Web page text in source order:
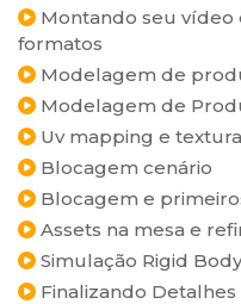
Montando seu
formatos
Modelagem de
Modelagem de
Uv mapping e
Blocagem cenário
Blocagem e
Assets na mesa e
Simulação Rigid
Finalizando